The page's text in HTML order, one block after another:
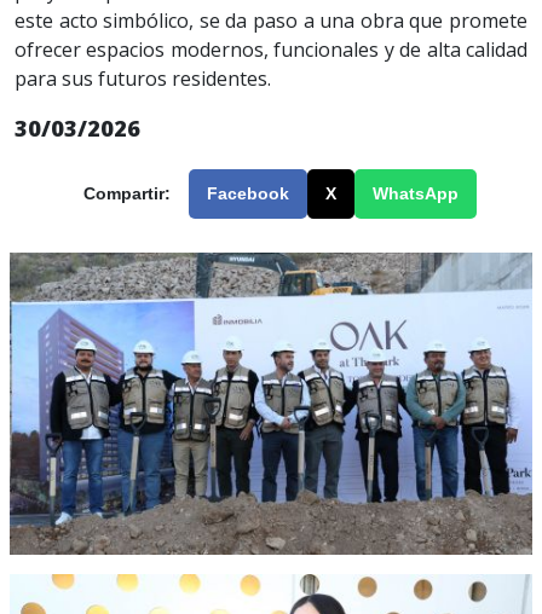
este acto simbólico, se da paso a una obra que promete
ofrecer espacios modernos, funcionales y de alta calidad
para sus futuros residentes.
30/03/2026
Compartir: Facebook X WhatsApp